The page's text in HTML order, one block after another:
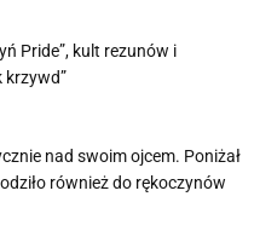
Pride”, kult rezunów i
krzywd”
nad swoim ojcem. Poniżał
również do rękoczynów